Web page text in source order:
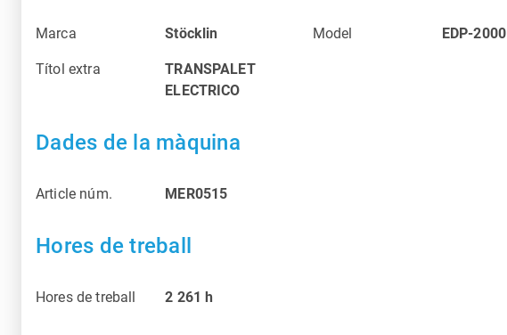
Marca Stöcklin Model EDP-2000
Títol extra
TRANSPALET
ELECTRICO
Dades de la màquina
Article núm. MER0515
Hores de treball
Hores de treball 2 261h